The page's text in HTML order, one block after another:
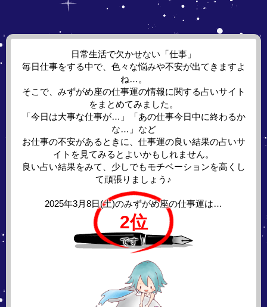
日常生活で欠かせない「仕事」
毎日仕事をする中で、色々な悩みや不安が出てきますよ
ね…。
そこで、みずがめ座の仕事運の情報に関する占いサイト
をまとめてみました。
「今日は大事な仕事が…」「あの仕事今日中に終わるか
な…」など
お仕事の不安があるときに、仕事運の良い結果の占いサ
イトを見てみるとよいかもしれません。
良い占い結果をみて、少しでもモチベーションを高くし
て頑張りましょう♪
2025年3月8日(土)のみずがめ座の仕事運は…
2位
です！